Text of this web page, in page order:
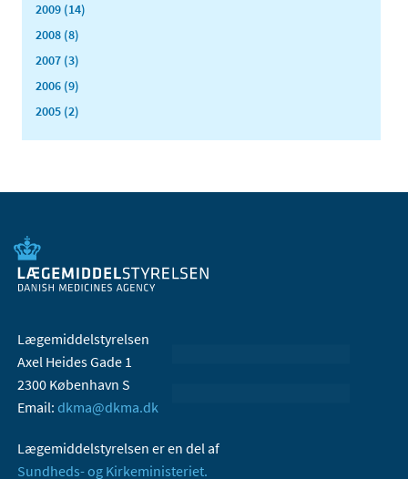
2009 (14)
2008 (8)
2007 (3)
2006 (9)
2005 (2)
Lægemiddelstyrelsen
Axel Heides Gade 1
2300 København S
Email: dkma@dkma.dk
Lægemiddelstyrelsen er en del af
Sundheds- og Kirkeministeriet.